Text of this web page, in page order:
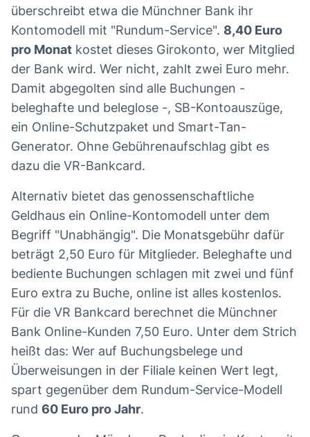
überschreibt etwa die Münchner Bank ihr
Kontomodell mit "Rundum-Service". 8,40 Euro
pro Monat kostet dieses Girokonto, wer Mitglied
der Bank wird. Wer nicht, zahlt zwei Euro mehr.
Damit abgegolten sind alle Buchungen -
beleghafte und beleglose -, SB-Kontoauszüge,
ein Online-Schutzpaket und Smart-Tan-
Generator. Ohne Gebührenaufschlag gibt es
dazu die VR-Bankcard.
Alternativ bietet das genossenschaftliche
Geldhaus ein Online-Kontomodell unter dem
Begriff "Unabhängig". Die Monatsgebühr dafür
beträgt 2,50 Euro für Mitglieder. Beleghafte und
bediente Buchungen schlagen mit zwei und fünf
Euro extra zu Buche, online ist alles kostenlos.
Für die VR Bankcard berechnet die Münchner
Bank Online-Kunden 7,50 Euro. Unter dem Strich
heißt das: Wer auf Buchungsbelege und
Überweisungen in der Filiale keinen Wert legt,
spart gegenüber dem Rundum-Service-Modell
rund 60 Euro pro Jahr.